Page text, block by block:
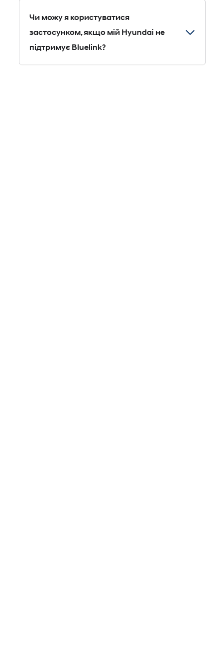
підключені, так і непідключені моделі. Однак деякі
та країни. Після входу в застосунок ви автоматично побачите
Чи можу я користуватися
застосунком, якщо мій Hyundai не
підтримує Bluelink?